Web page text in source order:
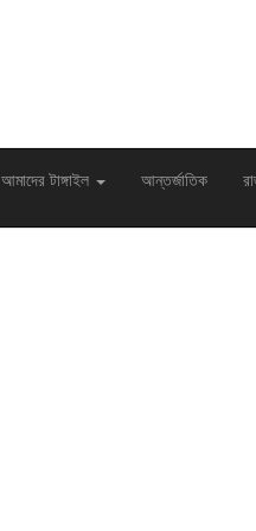
আমাদের টাঙ্গাইল আন্তর্জাতিক